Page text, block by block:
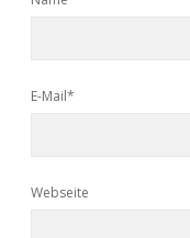
E-Mail*
Webseite